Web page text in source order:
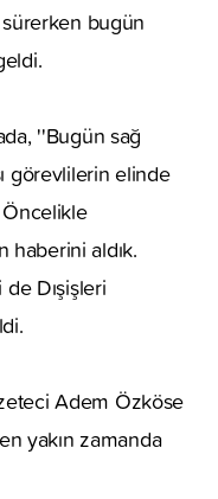
bugün
''Bugün sağ
görevlilerin elinde
Öncelikle
haberini aldık.
Dışişleri
Adem Özköse
yakın zamanda